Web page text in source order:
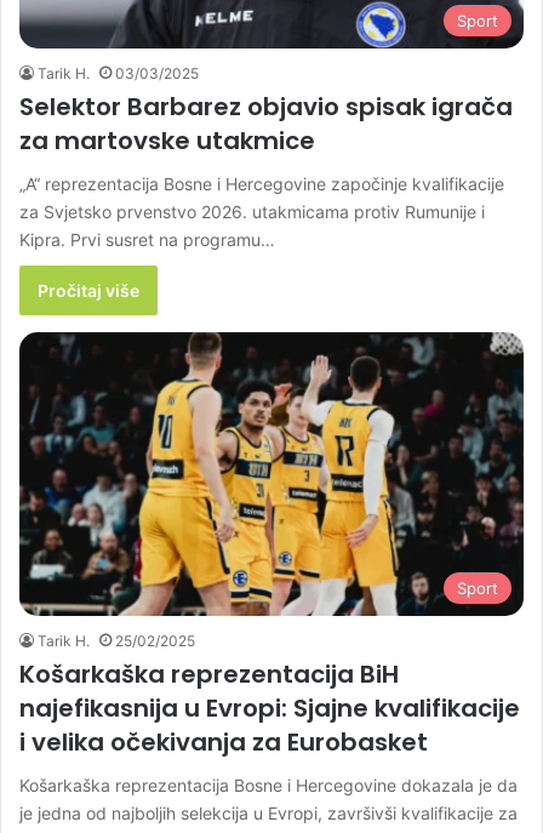
Sport
Tarik H. 03/03/2025
Selektor Barbarez objavio spisak igrača
za martovske utakmice
„A“ reprezentacija Bosne i Hercegovine započinje kvalifikacije
za Svjetsko prvenstvo 2026. utakmicama protiv Rumunije i
Kipra. Prvi susret na programu…
Pročitaj više
Sport
Tarik H. 25/02/2025
Košarkaška reprezentacija BiH
najefikasnija u Evropi: Sjajne kvalifikacije
i velika očekivanja za Eurobasket
Košarkaška reprezentacija Bosne i Hercegovine dokazala je da
je jedna od najboljih selekcija u Evropi, završivši kvalifikacije za